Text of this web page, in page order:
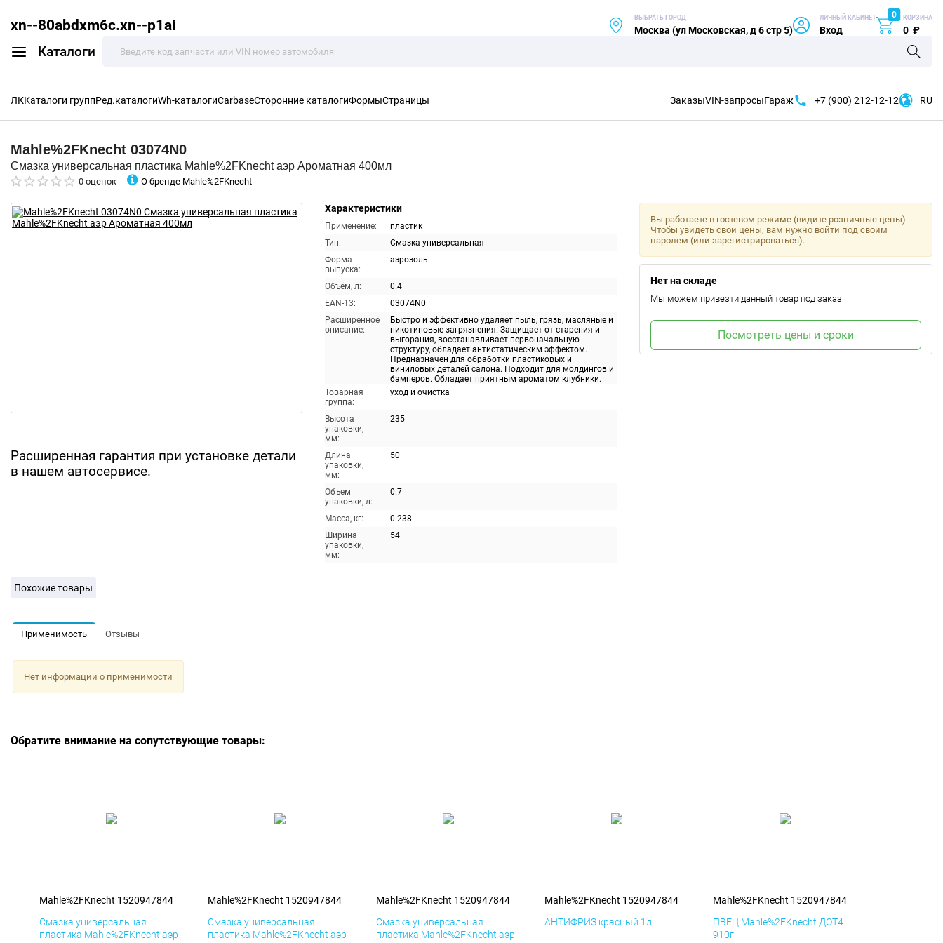
xn--80abdxm6c.xn--p1ai
Каталоги
ВЫБРАТЬ ГОРОД
Москва (ул Московская, д 6 стр 5)
ЛИЧНЫЙ КАБИНЕТ
Вход
0 КОРЗИНА
0 ₽
ЛККаталоги группРед.каталогиWh-каталогиCarbaseСторонние каталогиФормыСтраницы ЗаказыVIN-запросыГараж +7 (900) 212-12-12 RU
Mahle%2FKnecht 03074N0
Смазка универсальная пластика Mahle%2FKnecht аэр Ароматная 400мл
0 оценок О бренде Mahle%2FKnecht
Расширенная гарантия при установке детали
в нашем автосервисе.
Характеристики
Применение:
пластик
Тип:
Смазка универсальная
Форма
выпуска:
аэрозоль
Объём, л:
0.4
EAN-13:
03074N0
Расширенное
описание:
Быстро и эффективно удаляет пыль, грязь, масляные и
никотиновые загрязнения. Защищает от старения и
выгорания, восстанавливает первоначальную
структуру, обладает антистатическим эффектом.
Предназначен для обработки пластиковых и
виниловых деталей салона. Подходит для молдингов и
бамперов. Обладает приятным ароматом клубники.
Товарная
группа:
уход и очистка
Высота
упаковки,
мм:
235
Длина
упаковки,
мм:
50
Объем
упаковки, л:
0.7
Масса, кг:
0.238
Ширина
упаковки,
мм:
54
Вы работаете в гостевом режиме (видите розничные цены).
Чтобы увидеть свои цены, вам нужно войти под своим
паролем (или зарегистрироваться).
Нет на складе
Мы можем привезти данный товар под заказ.
Посмотреть цены и сроки
Похожие товары
Применимость Отзывы
Нет информации о применимости
Обратите внимание на сопутствующие товары:
Mahle%2FKnecht 1520947844
Смазка универсальная
пластика Mahle%2FKnecht аэр
Mahle%2FKnecht 1520947844
Смазка универсальная
пластика Mahle%2FKnecht аэр
Mahle%2FKnecht 1520947844
Смазка универсальная
пластика Mahle%2FKnecht аэр
Mahle%2FKnecht 1520947844
АНТИФРИЗ красный 1л.
Mahle%2FKnecht 1520947844
ПВЕЦ Mahle%2FKnecht ДОТ4
910г